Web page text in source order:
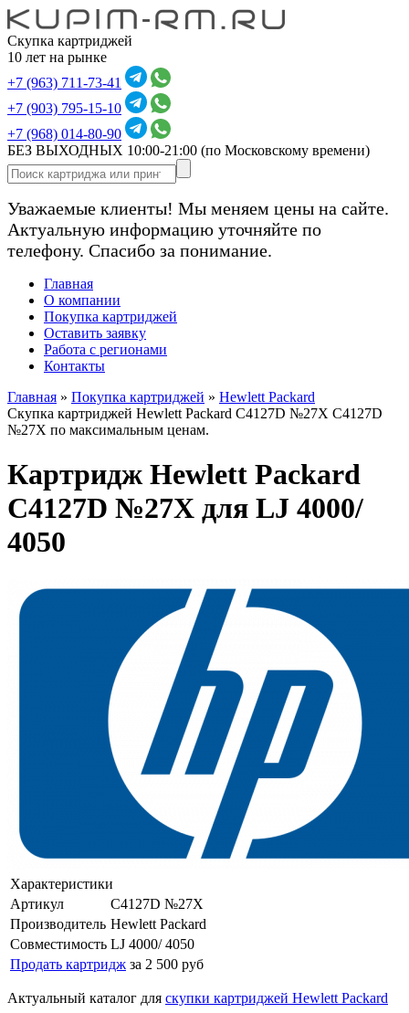
Скупка картриджей
10 лет на рынке
+7 (963) 711-73-41
+7 (903) 795-15-10
+7 (968) 014-80-90
БЕЗ ВЫХОДНЫХ 10:00-21:00 (по Московскому времени)
Уважаемые клиенты! Мы меняем цены на сайте.
Актуальную информацию уточняйте по
телефону. Спасибо за понимание.
Главная
О компании
Покупка картриджей
Оставить заявку
Работа с регионами
Контакты
Главная » Покупка картриджей » Hewlett Packard
Скупка картриджей Hewlett Packard C4127D №27X C4127D
№27X по максимальным ценам.
Картридж Hewlett Packard
C4127D №27X для LJ 4000/
4050
Характеристики
Артикул
C4127D №27X
Производитель Hewlett Packard
Совместимость LJ 4000/ 4050
Продать картридж за 2 500 руб
Актуальный каталог для скупки картриджей Hewlett Packard